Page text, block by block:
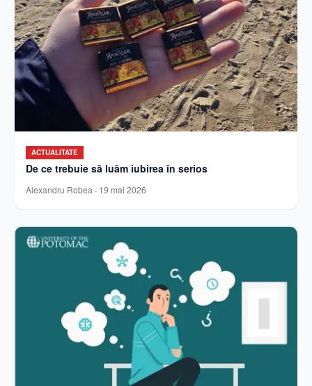
ACTUALITATE
De ce trebuie să luăm iubirea în serios
Alexandru Robea · 19 mai 2026